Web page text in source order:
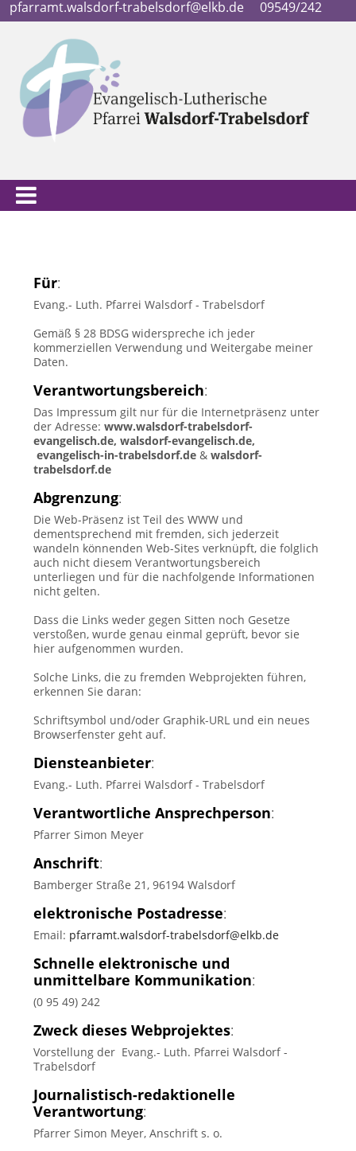
pfarramt.walsdorf-trabelsdorf@elkb.de 09549/242
Für:
Evang.- Luth. Pfarrei Walsdorf - Trabelsdorf
Gemäß § 28 BDSG widerspreche ich jeder
kommerziellen Verwendung und Weitergabe meiner
Daten.
Verantwortungsbereich:
Das Impressum gilt nur für die Internetpräsenz unter
der Adresse: www.walsdorf-trabelsdorf-
evangelisch.de, walsdorf-evangelisch.de,
evangelisch-in-trabelsdorf.de & walsdorf-
trabelsdorf.de
Abgrenzung:
Die Web-Präsenz ist Teil des WWW und
dementsprechend mit fremden, sich jederzeit
wandeln könnenden Web-Sites verknüpft, die folglich
auch nicht diesem Verantwortungsbereich
unterliegen und für die nachfolgende Informationen
nicht gelten.
Dass die Links weder gegen Sitten noch Gesetze
verstoßen, wurde genau einmal geprüft, bevor sie
hier aufgenommen wurden.
Solche Links, die zu fremden Webprojekten führen,
erkennen Sie daran:
Schriftsymbol und/oder Graphik-URL und ein neues
Browserfenster geht auf.
Diensteanbieter:
Evang.- Luth. Pfarrei Walsdorf - Trabelsdorf
Verantwortliche Ansprechperson:
Pfarrer Simon Meyer
Anschrift:
Bamberger Straße 21, 96194 Walsdorf
elektronische Postadresse:
Email: pfarramt.walsdorf-trabelsdorf@elkb.de
Schnelle elektronische und
unmittelbare Kommunikation:
(0 95 49) 242
Zweck dieses Webprojektes:
Vorstellung der Evang.- Luth. Pfarrei Walsdorf -
Trabelsdorf
Journalistisch-redaktionelle
Verantwortung:
Pfarrer Simon Meyer, Anschrift s. o.